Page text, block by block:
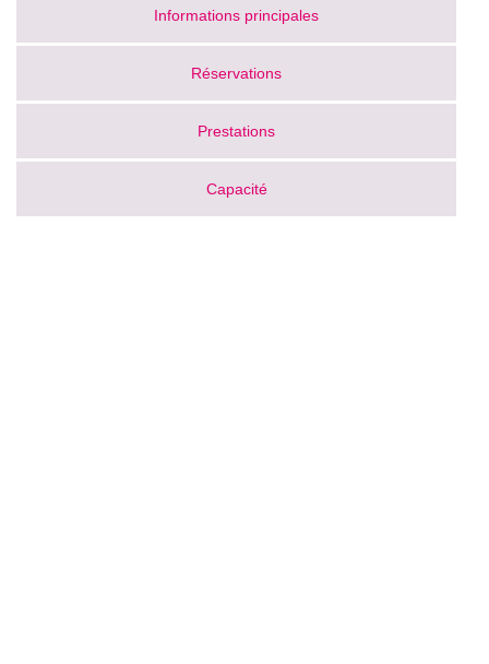
Informations principales
Réservations
Prestations
Capacité